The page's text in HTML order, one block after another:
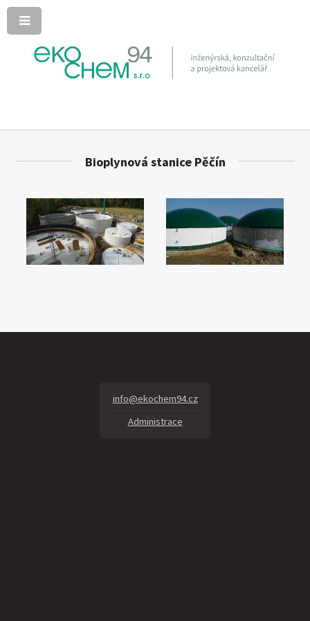
Bioplynová stanice Pěčín
info@ekochem94.cz
Administrace